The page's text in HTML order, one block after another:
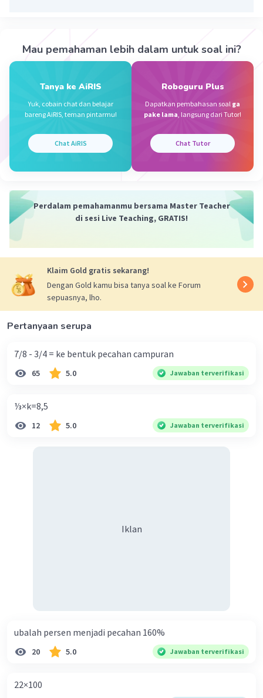
kurang dari 90° (< 90°)
Sudut siku-siku
Sudut tumpul
, adalah sudut yang besarnya
lebih dari 90° (> 90°)
Beri Rating (0 Balas
Ngotak mana ada sudut 1000 derajat maksimal 360 bjir
Mau pemahaman lebih dalam untuk soal ini?
Tanya ke AiRIS
Yuk, cobain chat dan belajar
bareng AiRIS, teman pintarmu!
Chat AiRIS
Roboguru Plus
Dapatkan pembahasan soal ga
pake lama, langsung dari Tutor!
Chat Tutor
Perdalam pemahamanmu bersama Master Teacher
di sesi Live Teaching, GRATIS!
Klaim Gold gratis sekarang!
Dengan Gold kamu bisa tanya soal ke Forum
sepuasnya, lho.
Pertanyaan serupa
7/8 - 3/4 = ke bentuk pecahan campuran
65 5.0 Jawaban terverifikasi
⅓×k=8,5
12 5.0 Jawaban terverifikasi
Iklan
ubalah persen menjadi pecahan 160%
20 5.0 Jawaban terverifikasi
22×100